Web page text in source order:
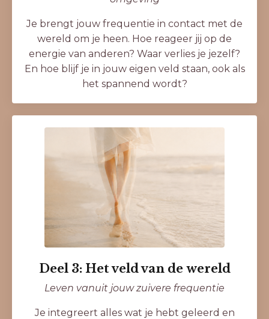
Je brengt jouw frequentie in contact met de
wereld om je heen. Hoe reageer jij op de
energie van anderen? Waar verlies je jezelf?
En hoe blijf je in jouw eigen veld staan, ook als
het spannend wordt?
Deel 3: Het veld van de wereld
Leven vanuit jouw zuivere frequentie
Je integreert alles wat je hebt geleerd en